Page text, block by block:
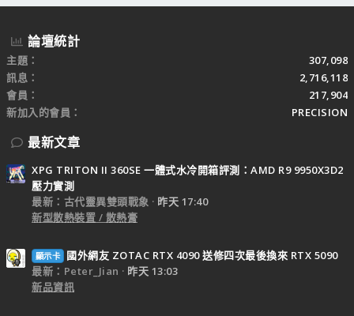
論壇統計
主題
307,098
訊息
2,716,118
會員
217,904
新加入的會員
PRECISION
最新文章
XPG TRITON II 360SE 一體式水冷開箱評測：AMD R9 9950X3D2
壓力實測
最新：古代靈異雙頭戰象
昨天 17:40
新型散熱裝置 / 散熱膏
顯示卡
國外網友 ZOTAC RTX 4090 送修四次最後換來 RTX 5090
最新：Peter_Jian
昨天 13:03
新品資訊